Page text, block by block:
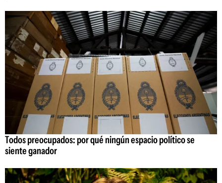
Todos preocupados: por qué ningún espacio político se
siente ganador